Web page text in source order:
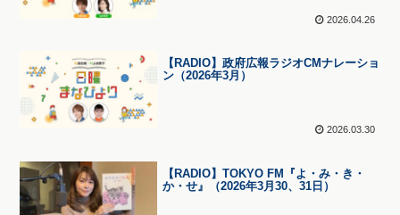
2026.04.26
【RADIO】政府広報ラジオCMナレーショ
ン（2026年3月）
2026.03.30
【RADIO】TOKYO FM『よ・み・き・
か・せ』（2026年3月30、31日）